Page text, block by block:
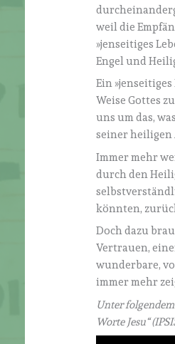
weil die
»jenseitiges
Engel und
Ein
Weise Gottes
uns um das,
seiner heiligen
Immer mehr
durch den
könnten,
Doch dazu
Vertrauen,
wunderbare,
immer mehr
Unter
Worte Jesu“